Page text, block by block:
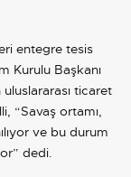
entegre tesis
Kurulu Başkanı
ticaret
“Savaş ortamı,
ve bu durum
dedi.